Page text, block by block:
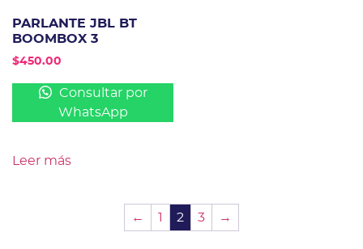
PARLANTE JBL BT
BOOMBOX 3
$450.00
Consultar por
WhatsApp
Leer más
← 1 2 3 →